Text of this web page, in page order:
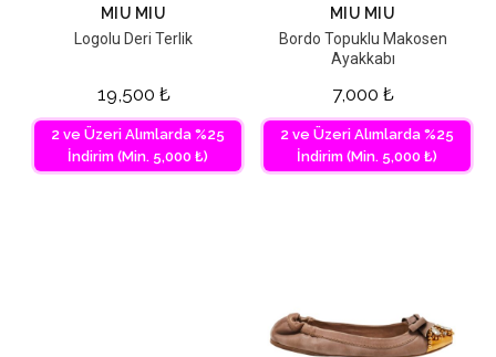
MIU MIU
Logolu Deri Terlik
19,500 ₺
2 ve Üzeri Alımlarda %25
İndirim (Min. 5,000 ₺)
MIU MIU
Bordo Topuklu Makosen
Ayakkabı
7,000 ₺
2 ve Üzeri Alımlarda %25
İndirim (Min. 5,000 ₺)